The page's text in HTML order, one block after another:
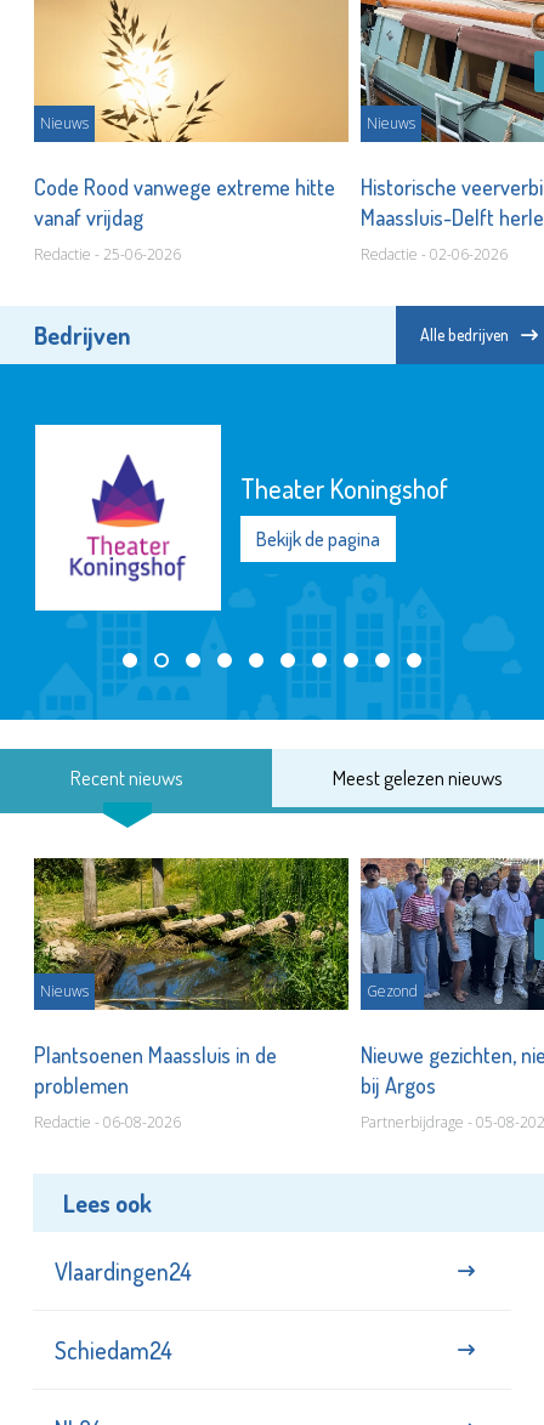
Nieuws
Code Rood vanwege extreme hitte
vanaf vrijdag
Redactie - 25-06-2026
Nieuws
Historische
Maassluis-Delft
Redactie - 02-06-2026
Bedrijven Alle bedrijven
Theater Koningshof
Bekijk de pagina
Recent nieuws Meest gelezen nieuws
Nieuws
Plantsoenen Maassluis in de
problemen
Redactie - 06-08-2026
Gezond
Nieuwe gezichten,
bij Argos
Partnerbijdrage - 05-08-
Lees ook
Vlaardingen24
Schiedam24